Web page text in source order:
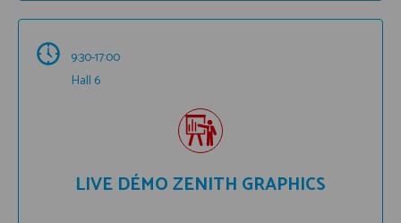
9:30-17:00
Hall 6
LIVE DÉMO ZENITH GRAPHICS